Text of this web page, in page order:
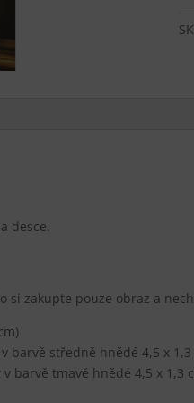
desce.
si zakupte pouze obraz a
barvě středně hnědé 4,5 x 1,3
barvě tmavě hnědé 4,5 x 1,3